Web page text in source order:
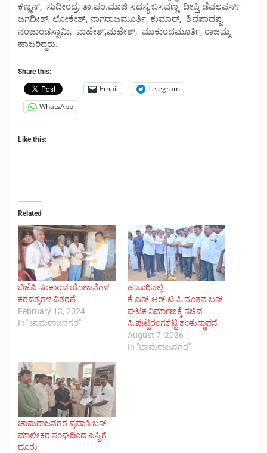
ಕಣ್ಣನ್, ಸುದೀಂದ್ರ, ತಾ.ಪಂ.ಮಾಜಿ ಸದಸ್ಯ ಬಸವಣ್ಣ ದೀಪ್ತಿ ಡೆವಲಪರ್ಸ್
ಜಗದೀಶ್, ಲೋಕೇಶ್, ನಾಗರಾಜಮೂರ್ತಿ, ಕುಮಾರ್, ಶಿವಪಾದಪ್ಪ,
ನಂಜುಂಡಸ್ವಾಮಿ, ಮಹೇಶ್,ಮಹೇಶ್, ಮುಕುಂದಮೂರ್ತಿ, ರಾಜಮ್ಮ
ಹಾಜರಿದ್ದರು.
Share this:
Email
Telegram
WhatsApp
Like this:
Related
ಬಿಜೆಪಿ ಸರಕಾರದ ಯೋಜನೆಗಳ
ಕರಪತ್ರಗಳ ವಿತರಣೆ
February 13, 2024
In "ಚಾಮರಾಜನಗರ"
ಹನೂರಿನಲ್ಲಿ
ಕೆ.ಎಸ್.ಆರ್.ಟಿ.ಸಿ.ನೂತನ ಬಸ್
ಘಟಕ ನಿರ್ಮಾಣಕ್ಕೆ ಸಚಿವ
ಸಿ.ಪುಟ್ಟರಂಗಶೆಟ್ಟಿ ಶಂಕುಸ್ಥಾಪನೆ
August 7, 2026
In "ಚಾಮರಾಜನಗರ"
ಚಾಮರಾಜನಗರ ಪ್ರವಾಸಿ ಬಸ್
ಮಾಲೀಕರ ಸಂಘದಿಂದ ಎಸ್ಪಿಗೆ
ದೂರು